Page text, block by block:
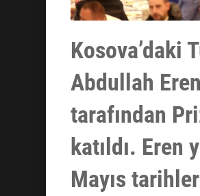
Kosova’daki
Abdullah
tarafından
katıldı. Eren
Mayıs